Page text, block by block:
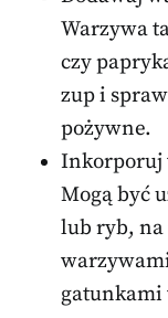
Warzywa
czy
zup i
pożywne.
Inkorporuj
Mogą być
lub ryb, na
gatunkami